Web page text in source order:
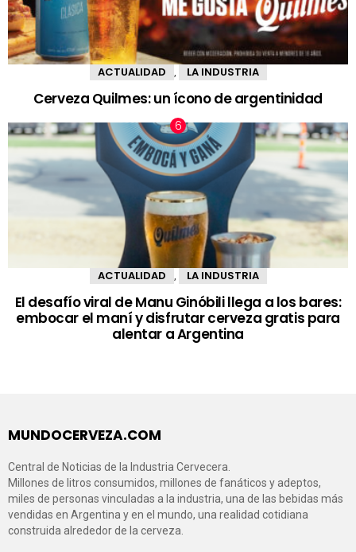
ACTUALIDAD LA INDUSTRIA
Cerveza Quilmes: un ícono de argentinidad
ACTUALIDAD LA INDUSTRIA
El desafío viral de Manu Ginóbili llega a los bares:
embocar el maní y disfrutar cerveza gratis para
alentar a Argentina
MUNDOCERVEZA.COM
Central de Noticias de la Industria Cervecera.
Millones de litros consumidos, millones de fanáticos y adeptos,
miles de personas vinculadas a la industria, una de las bebidas más
vendidas en Argentina y en el mundo, una realidad cotidiana
construida alrededor de la cerveza.